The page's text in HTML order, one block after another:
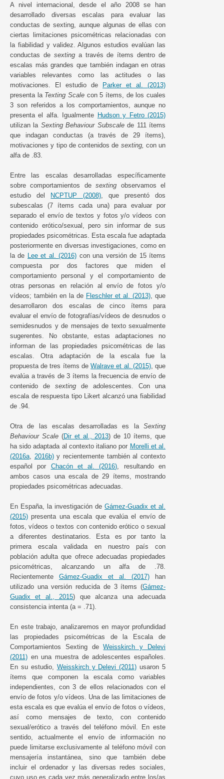
A nivel internacional, desde el año 2008 se han
desarrollado diversas escalas para evaluar las
conductas de sexting, aunque algunas de ellas con
ciertas limitaciones psicométricas relacionadas con
la fiabilidad y validez. Algunos estudios evalúan las
conductas de sextinga través de ítems dentro de
escalas más grandes que también indagan en otras
variables relevantes como las actitudes o las
motivaciones. El estudio de Parker et al. (2013)
presenta la Texting Scale con 5 ítems, de los cuales
3 son referidos a los comportamientos, aunque no
presenta el alfa. Igualmente Hudson y Fetro (2015)
utilizan la Sexting Behaviour Subscalede 111 ítems
que indagan conductas (a través de 29 ítems),
motivaciones y tipo de contenidos de sexting, con un
alfa de .83.
Entre las escalas desarrolladas específicamente
sobre comportamientos desexting observamos el
estudio del NCPTUP (2008), que presentó dos
subescalas (7 ítems cada una) para evaluar por
separado el envío de textos y fotos y/o vídeos con
contenido erótico/sexual, pero sin informar de sus
propiedades psicométricas. Esta escala fue adaptada
posteriormente en diversas investigaciones, como en
la de Lee et al. (2016) con una versión de 15 ítems
compuesta por dos factores que miden el
comportamiento personal y el comportamiento de
otras personas en relación al envío de fotos y/o
vídeos; también en la de Fleschler et al. (2013) , que
desarrollaron dos escalas de cinco ítems para
evaluar el envío de fotografías/vídeos de desnudos o
semidesnudos y de mensajes de texto sexualmente
sugerentes. No obstante, estas adaptaciones no
informan de las propiedades psicométricas de las
escalas. Otra adaptación de la escala fue la
propuesta de tres ítems deWalrave et al. (2015), que
evalúa a través de 3 ítems la frecuencia de envío de
contenido de sexting de adolescentes. Con una
escala de respuesta tipo Likert alcanzó una fiabilidad
de .94.
Otra de las escalas desarrolladas es la Sexting
Behaviour Scale(Dir et al., 2013) de 10 ítems, que
ha sido adaptada al contexto italiano por Morelli et al.
(2016a
2016b)y recientemente también al contexto
español por Chacón et al. (2016) , resultando en
ambos casos una escala de 29 ítems, mostrando
propiedades psicométricas adecuadas.
En España, la investigación de Gámez-Guadix et al.
(2015) presenta una escala que evalúa el envío de
fotos, vídeos o textos con contenido erótico o sexual
a diferentes destinatarios. Esta es por tanto la
primera escala validada en nuestro país con
población adulta que ofrece adecuadas propiedades
psicométricas, alcanzando un alfa de .78.
Recientemente Gámez-Guadix et al. (2017) han
utilizado una versión reducida de 3 ítems (Gámez-
Guadix et al., 2015) que alcanza una adecuada
consistencia intenta (a = .71).
En este trabajo, analizaremos en mayor profundidad
las propiedades psicométricas de la Escala de
Comportamientos Sexting deWeisskirch y Delevi
(2011) en una muestra de adolescentes españoles.
En su estudio, Weisskirch y Delevi (2011) usaron 5
ítems que componen la escala como variables
independientes, con 3 de ellos relacionados con el
envío de fotos y/o vídeos. Una de las limitaciones de
esta escala es que evalúa el envío de fotos o vídeos,
así como mensajes de texto, con contenido
sexual/erótico a través del teléfono móvil. En este
sentido, actualmente el envío de información no
puede limitarse exclusivamente al teléfono móvil con
mensajería instantánea, sino que también debe
incluir el ordenador y las diversas redes sociales,
cuyo uso es cada vez más generalizado entre los/as